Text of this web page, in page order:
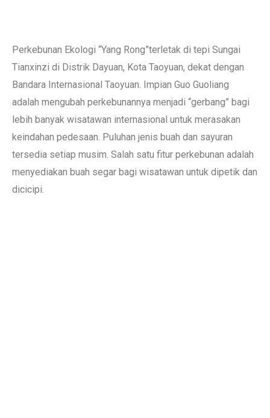
Perkebunan Ekologi “Yang Rong”terletak di tepi Sungai
Tianxinzi di Distrik Dayuan, Kota Taoyuan, dekat dengan
Bandara Internasional Taoyuan. Impian Guo Guoliang
adalah mengubah perkebunannya menjadi “gerbang” bagi
lebih banyak wisatawan internasional untuk merasakan
keindahan pedesaan. Puluhan jenis buah dan sayuran
tersedia setiap musim. Salah satu fitur perkebunan adalah
menyediakan buah segar bagi wisatawan untuk dipetik dan
dicicipi.